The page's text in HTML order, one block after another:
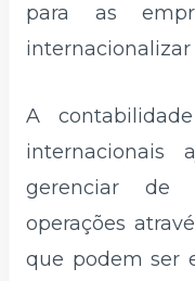
para as
internacionalizar
A
internacionais
gerenciar de
operações
que podem ser